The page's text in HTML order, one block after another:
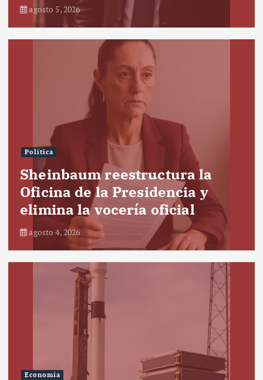
agosto 5, 2026
Política
Sheinbaum reestructura la
Oficina de la Presidencia y
elimina la vocería oficial
agosto 4, 2026
Economía